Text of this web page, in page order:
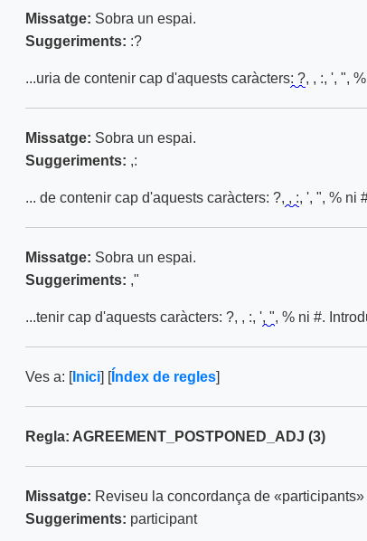
Missatge: Sobra un espai.
Suggeriments: :?
...uria de contenir cap d'aquests caràcters: ?, , :, ', ",
Missatge: Sobra un espai.
Suggeriments: ,:
... de contenir cap d'aquests caràcters: ?, , :, ', ", % ni
Missatge: Sobra un espai.
Suggeriments: ,"
...tenir cap d'aquests caràcters: ?, , :, ', ", % ni #.
Ves a: [Inici] [Índex de regles]
Regla: AGREEMENT_POSTPONED_ADJ (3)
Missatge: Reviseu la concordança de
Suggeriments: participant